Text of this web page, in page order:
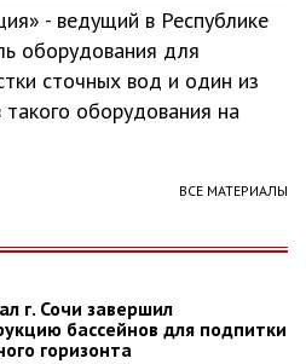
- ведущий в Республике
оборудования для
сточных вод и один из
оборудования на
ВСЕ МАТЕРИАЛЫ
г. Сочи завершил
бассейнов для подпитки
горизонта